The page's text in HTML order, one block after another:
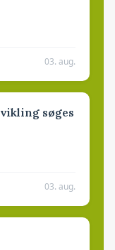
03. aug.
søges
03. aug.